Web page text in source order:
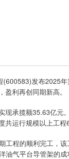
发布2025年
利再创同期新高。
承揽额35.63亿元
共运行规模以上工
程的顺利完工，该
油气平台导管架的